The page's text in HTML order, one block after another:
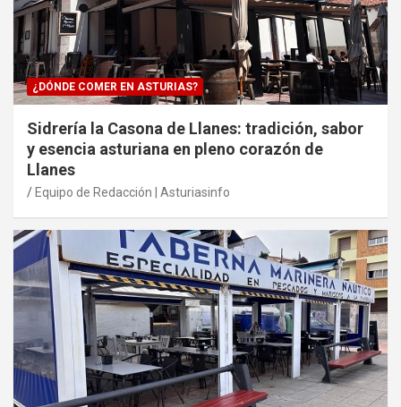
¿DÓNDE COMER EN ASTURIAS?
Sidrería la Casona de Llanes: tradición, sabor
y esencia asturiana en pleno corazón de
Llanes
Equipo de Redacción | Asturiasinfo